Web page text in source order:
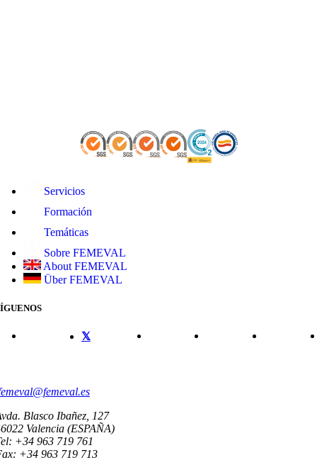
Servicios
Formación
Temáticas
Sobre FEMEVAL
About FEMEVAL
Über FEMEVAL
Blasco Ibañez, 127
Valencia (ESPAÑA)
+34 963 719 761
+34 963 719 713